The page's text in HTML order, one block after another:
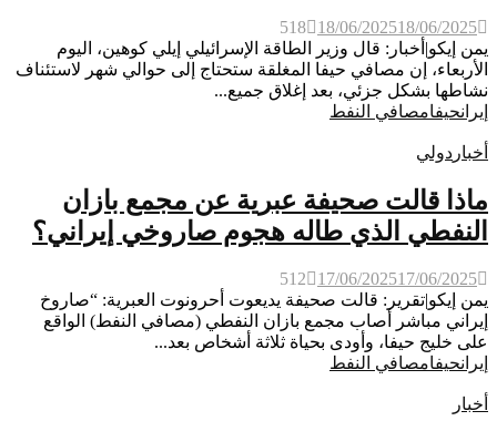
18/06/202518/06/2025
518
يمن إيكو|أخبار: قال وزير الطاقة الإسرائيلي إيلي كوهين، اليوم
الأربعاء، إن مصافي حيفا المغلقة ستحتاج إلى حوالي شهر لاستئناف
نشاطها بشكل جزئي، بعد إغلاق جميع...
إيرانحيفامصافي النفط
أخبار دولي
ماذا قالت صحيفة عبرية عن مجمع بازان
النفطي الذي طاله هجوم صاروخي إيراني؟
17/06/202517/06/2025
512
يمن إيكو|تقرير: قالت صحيفة يديعوت أحرونوت العبرية: “صاروخ
إيراني مباشر أصاب مجمع بازان النفطي (مصافي النفط) الواقع
على خليج حيفا، وأودى بحياة ثلاثة أشخاص بعد...
إيرانحيفامصافي النفط
أخبار